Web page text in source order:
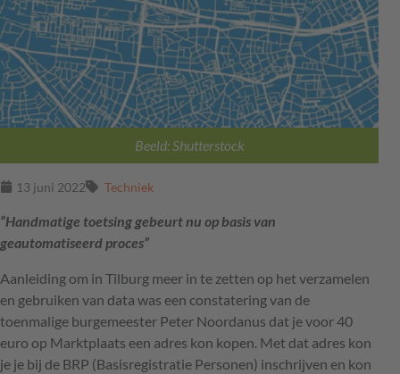
Beeld: Shutterstock
13 juni 2022 Techniek
“Handmatige toetsing gebeurt nu op basis van
geautomatiseerd proces”
Aanleiding om in Tilburg meer in te zetten op het verzamelen
en gebruiken van data was een constatering van de
toenmalige burgemeester Peter Noordanus dat je voor 40
euro op Marktplaats een adres kon kopen. Met dat adres kon
je je bij de BRP (Basisregistratie Personen) inschrijven en kon